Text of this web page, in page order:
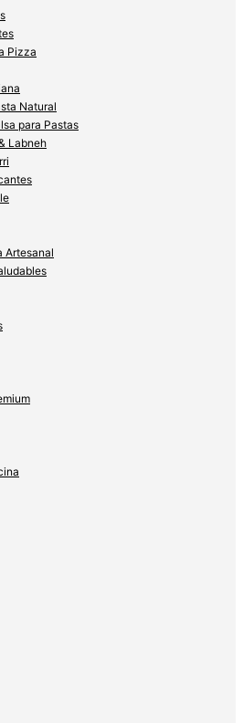
Pizza
Natural
para Pastas
Labneh
Artesanal